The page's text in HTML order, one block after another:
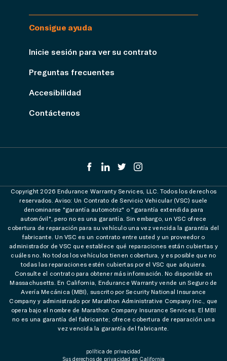
Consigue ayuda
Inicie sesión para ver su contrato
Preguntas frecuentes
Accesibilidad
Contáctenos
Copyright 2026 Endurance Warranty Services, LLC. Todos los derechos
reservados. Aviso: Un Contrato de Servicio Vehicular (VSC) suele
denominarse "garantía automotriz" o "garantía extendida para
automóvil", pero no es una garantía. Sin embargo, un VSC ofrece
cobertura de reparación para su vehículo una vez vencida la garantía del
fabricante. Un VSC es un contrato entre usted y un proveedor o
administrador de VSC que establece qué reparaciones están cubiertas y
cuáles no. No todos los vehículos tienen cobertura, y es posible que no
todas las reparaciones estén cubiertas por el VSC que adquiera.
Consulte el contrato para obtener más información. No disponible en
Massachusetts. En California, Endurance Warranty vende un Seguro de
Avería Mecánica (MBI), suscrito por Security National Insurance
Company y administrado por Marathon Administrative Company Inc., que
opera bajo el nombre de Marathon Company Insurance Services. El MBI
no es una garantía del fabricante; ofrece cobertura de reparación una
vez vencida la garantía del fabricante.
política de privacidad
Sus derechos de privacidad en California